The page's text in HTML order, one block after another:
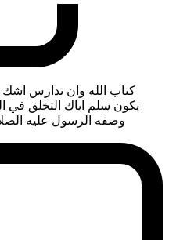
كتاب الله وان تدارس
يكون سلم اياك التخلق في
وصفه الرسول عليه